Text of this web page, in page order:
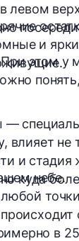
левом
и
этом у
—
не
и
куда
небе.
в